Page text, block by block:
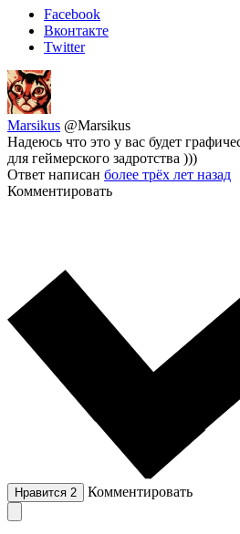
Facebook
Вконтакте
Twitter
Marsikus @Marsikus
Надеюсь что это у вас будет
для геймерского задротства )))
Ответ написан более трёх лет назад
Комментировать
Нравится 2 Комментировать